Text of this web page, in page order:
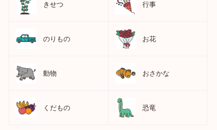
きせつ 行事
のりもの お花
動物 おさかな
くだもの 恐竜